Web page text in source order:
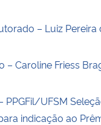
– Luiz Pereira
– Caroline Friess
PPGFil/UFSM
indicação ao